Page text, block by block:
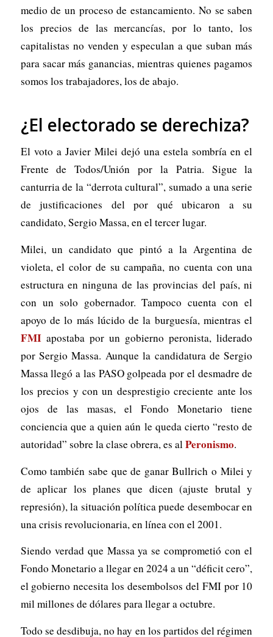
medio de un proceso de estancamiento. No se saben
los precios de las mercancías, por lo tanto, los
capitalistas no venden y especulan a que suban más
para sacar más ganancias, mientras quienes pagamos
somos los trabajadores, los de abajo.
¿El electorado se derechiza?
El voto a Javier Milei dejó una estela sombría en el
Frente de Todos/Unión por la Patria. Sigue la
canturria de la “derrota cultural”, sumado a una serie
de justificaciones del por qué ubicaron a su
candidato, Sergio Massa, en el tercer lugar.
Milei, un candidato que pintó a la Argentina de
violeta, el color de su campaña, no cuenta con una
estructura en ninguna de las provincias del país, ni
con un solo gobernador. Tampoco cuenta con el
apoyo de lo más lúcido de la burguesía, mientras el
FMIapostaba por un gobierno peronista, liderado
por Sergio Massa. Aunque la candidatura de Sergio
Massa llegó a las PASO golpeada por el desmadre de
los precios y con un desprestigio creciente ante los
ojos de las masas, el Fondo Monetario tiene
conciencia que a quien aún le queda cierto “resto de
autoridad” sobre la clase obrera, es alPeronismo.
Como también sabe que de ganar Bullrich o Milei y
de aplicar los planes que dicen (ajuste brutal y
represión), la situación política puede desembocar en
una crisis revolucionaria, en línea con el 2001.
Siendo verdad que Massa ya se comprometió con el
Fondo Monetario a llegar en 2024 a un “déficit cero”,
el gobierno necesita los desembolsos del FMI por 10
mil millones de dólares para llegar a octubre.
Todo se desdibuja, no hay en los partidos del régimen